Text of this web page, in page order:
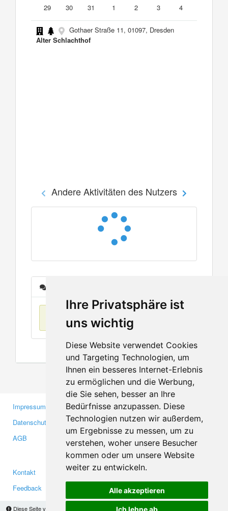
Ihre Privatsphäre ist
uns wichtig
Diese Website verwendet Cookies
und Targeting Technologien, um
Ihnen ein besseres Internet-Erlebnis
zu ermöglichen und die Werbung,
die Sie sehen, besser an Ihre
Bedürfnisse anzupassen. Diese
Technologien nutzen wir außerdem,
um Ergebnisse zu messen, um zu
verstehen, woher unsere Besucher
kommen oder um unsere Website
weiter zu entwickeln.
Alle akzeptieren
Ich lehne ab
Diese Seite verwendet Cookies, um Informationen auf Ihrem Computer zu speichern.
29
30 31 1 2 3 4
Gothaer Straße 11, 01097, Dresden
Alter Schlachthof
Andere Aktivitäten des Nutzers
Keine Einträge
Impressum
Datenschutzerklärung
AGB
Gewerbetreibende
Investoren
Medien
Kontakt
Feedback
Facebook
Twitter
YouTube